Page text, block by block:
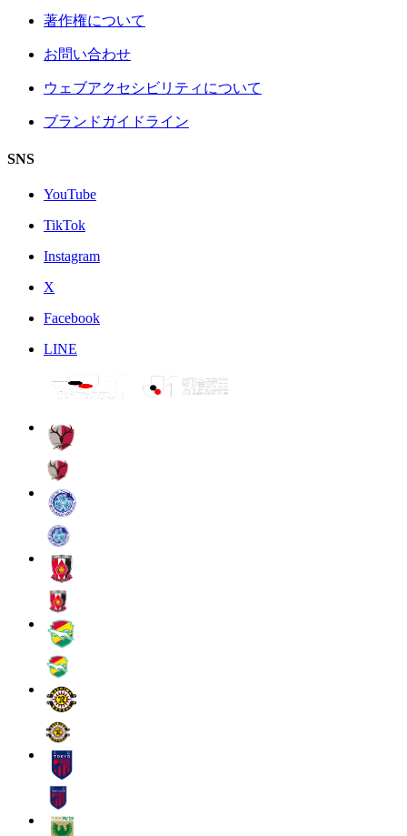
著作権について
お問い合わせ
ウェブアクセシビリティについて
ブランドガイドライン
SNS
YouTube
TikTok
Instagram
X
Facebook
LINE